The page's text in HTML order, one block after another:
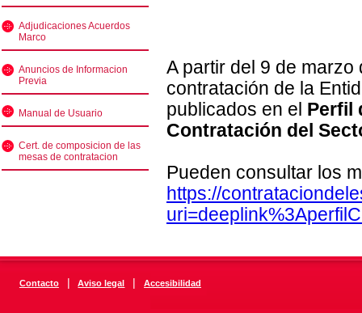
Adjudicaciones Acuerdos
Marco
Anuncios de Informacion
Previa
Manual de Usuario
Cert. de composicion de las
mesas de contratacion
A partir del 9 de
contratación de la
publicados en el Perfil
Contratación del
Pueden consultar los
https://
Contacto | Aviso legal | Accesibilidad